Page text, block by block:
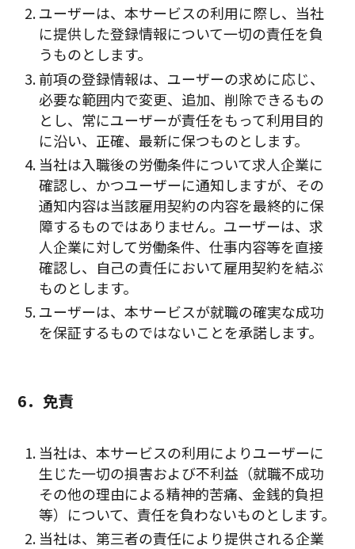
ユーザーは、本サービスの利用に際し、当社
に提供した登録情報について一切の責任を負
うものとします。
前項の登録情報は、ユーザーの求めに応じ、
必要な範囲内で変更、追加、削除できるもの
とし、常にユーザーが責任をもって利用目的
に沿い、正確、最新に保つものとします。
当社は入職後の労働条件について求人企業に
確認し、かつユーザーに通知しますが、その
通知内容は当該雇用契約の内容を最終的に保
障するものではありません。ユーザーは、求
人企業に対して労働条件、仕事内容等を直接
確認し、自己の責任において雇用契約を結ぶ
ものとします。
ユーザーは、本サービスが就職の確実な成功
を保証するものではないことを承諾します。
6．免責
当社は、本サービスの利用によりユーザーに
生じた一切の損害および不利益（就職不成功
その他の理由による精神的苦痛、金銭的負担
等）について、責任を負わないものとします。
当社は、第三者の責任により提供される企業